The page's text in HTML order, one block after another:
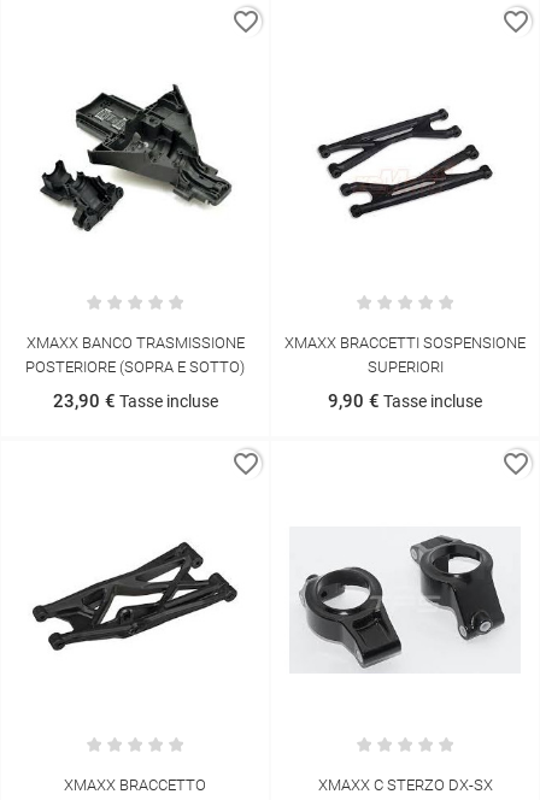
XMAXX BANCO TRASMISSIONE
POSTERIORE (SOPRA E SOTTO)
23,90 € Tasse incluse
favorite_border
XMAXX BRACCETTI SOSPENSIONE
SUPERIORI
9,90 € Tasse incluse
favorite_border
XMAXX BRACCETTO
favorite_border
XMAXX C STERZO DX-SX
favorite_border